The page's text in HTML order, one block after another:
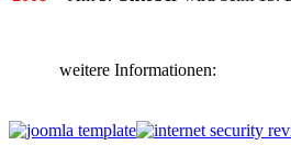
weitere